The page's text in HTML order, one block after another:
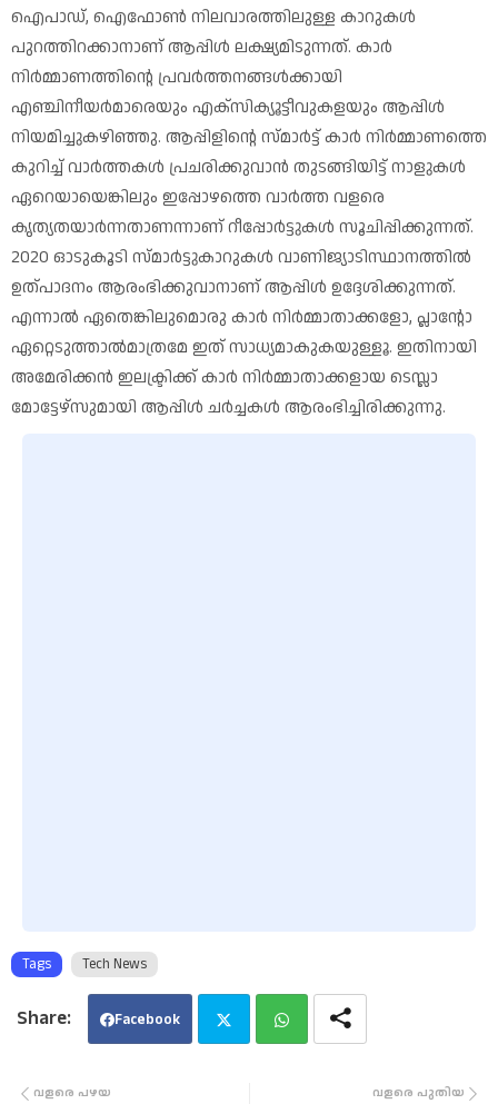
ഐപാഡ്, ഐഫോൺ നിലവാരത്തിലുള്ള കാറുകൾ
പുറത്തിറക്കാനാണ് ആപ്പിൾ ലക്ഷ്യമിടുന്നത്. കാർ
നിർമ്മാണത്തിന്റെ പ്രവർത്തനങ്ങൾക്കായി
എഞ്ചിനീയർമാരെയും എക്സിക്യൂട്ടീവുകളയും ആപ്പിൾ
നിയമിച്ചുകഴിഞ്ഞു. ആപ്പിളിന്റെ സ്മാർട്ട് കാർ നിർമ്മാണത്തെ
കുറിച്ച് വാർത്തകൾ പ്രചരിക്കുവാൻ തുടങ്ങിയിട്ട് നാളുകൾ
ഏറെയായെങ്കിലും ഇപ്പോഴത്തെ വാർത്ത വളരെ
കൃത്യതയാർന്നതാണന്നാണ് റീപ്പോർട്ടുകൾ സൂചിപ്പിക്കുന്നത്.
2020 ഓടുകൂടി സ്മാർട്ടുകാറുകൾ വാണിജ്യാടിസ്ഥാനത്തിൽ
ഉത്പാദനം ആരംഭിക്കുവാനാണ് ആപ്പിൾ ഉദ്ദേശിക്കുന്നത്.
എന്നാൽ ഏതെങ്കിലുമൊരു കാർ നിർമ്മാതാക്കളോ, പ്ലാന്റോ
ഏറ്റെടുത്താൽമാത്രമേ ഇത് സാധ്യമാകുകയുള്ളൂ. ഇതിനായി
അമേരിക്കൻ ഇലക്ട്രിക്ക് കാർ നിർമ്മാതാക്കളായ ടെസ്ലാ
മോട്ടേഴ്സുമായി ആപ്പിൾ ചർച്ചകൾ ആരംഭിച്ചിരിക്കുന്നു.
Tags Tech News
Facebook
വളരെ പുതിയ
വളരെ പഴയ